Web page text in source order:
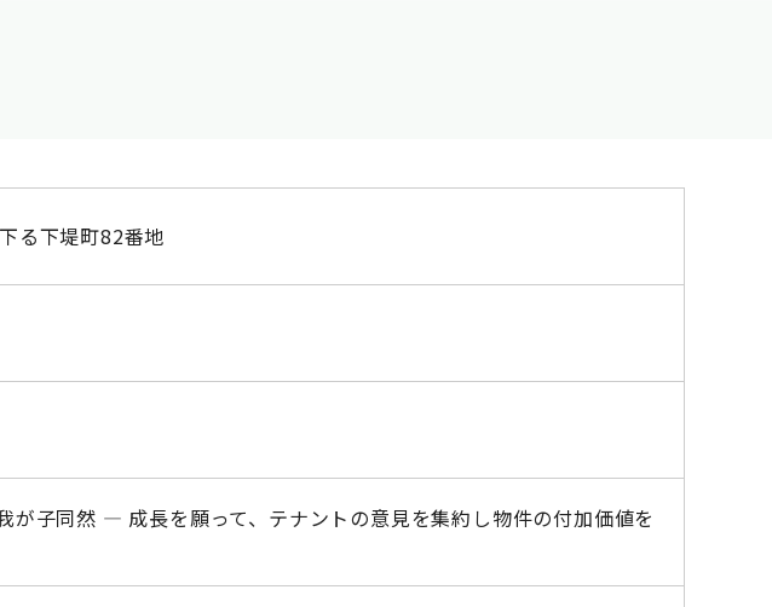
る下堤町82番地
が子同然 — 成長を願って、テナントの意見を集約し物件の付加価値を